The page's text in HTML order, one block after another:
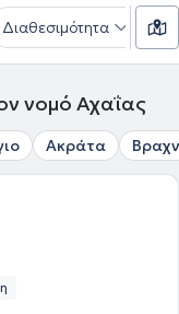
Διαθεσιμότητα
νομό Αχαΐας
Ακράτα